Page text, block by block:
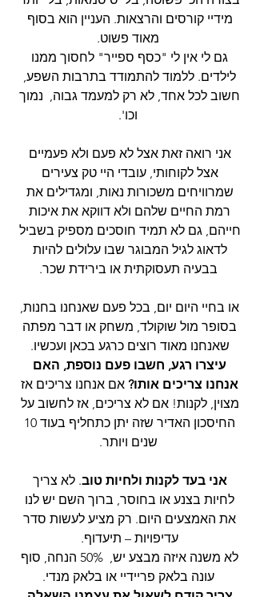
מידיי קורסים והרצאות. העניין הוא בסוף
מאוד פשוט.
גם לי אין לי "כסף ספייר" לחסוך ממנו
לילדים. ללמוד להתמודד בתרבות השפע,
חשוב לכל אחד, לא רק למעמד גבוה,  נמוך
וכו'.
אני רואה זאת אצל לא פעם ולא פעמיים
אצל לקוחותי, עובדי היי טק צעירים
שמרוויחים משכורות נאות, ומגדילים את
רמת החיים שלהם ולא דווקא את איכות
חייהם, גם לא תמיד חוסכים מספיק בשביל
לדאוג לגיל המבוגר שבו עלולים להיות
בבעיה תעסוקתית או בירידת שכר.
או בחיי היום יום, בכל פעם שאנחנו בחנות,
בסופר מול שוקולד, משחק או דבר מפתה
שאנחנו מאוד רוצים כרגע בכאן ועכשיו.
עיצרו רגע, חשבו פעם נוספת, האם
אנחנו צריכים אותו? אם אנחנו צריכים אז
מצוין, לקנות! אם לא צריכים, אז לחשוב על
שנים ויותר.
אני בעד לקנות ולחיות טוב. לא צריך
לחיות בצנע או בחוסר, ברוך השם יש לנו
את האמצעים היום. רק מציע לעשות סדר
עדיפויות – תיעדוף.
לא משנה איזה מבצע יש,  50% הנחה, סוף
עונה בלאק פריידיי או בלאק מנדי.